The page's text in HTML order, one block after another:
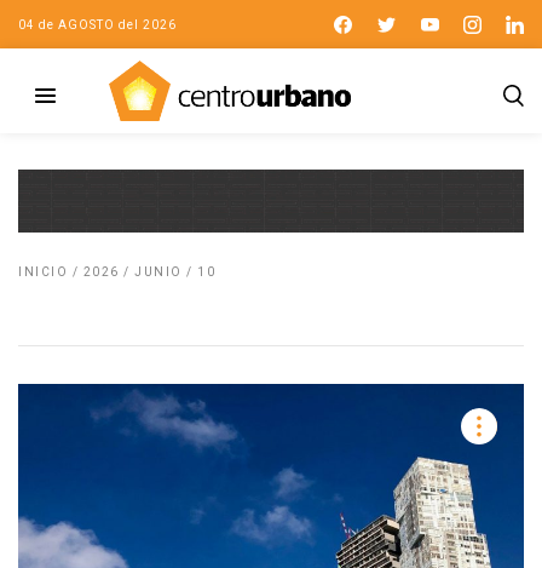
04 de AGOSTO del 2026
INICIO / 2026 / JUNIO / 10